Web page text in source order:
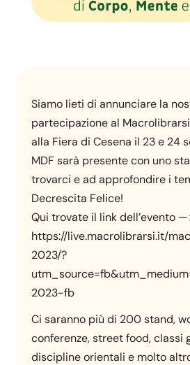
Siamo lieti di annunciare la
partecipazione al
alla Fiera di Cesena il 23 e 24
MDF sarà presente con uno
trovarci e ad approfondire i
Decrescita Felice!
Qui trovate il link dell’evento
https://live.macrolibrarsi.it/
2023/?
2023-fb
Ci saranno più di 200 stand,
conferenze, street food, classi
discipline orientali e molto